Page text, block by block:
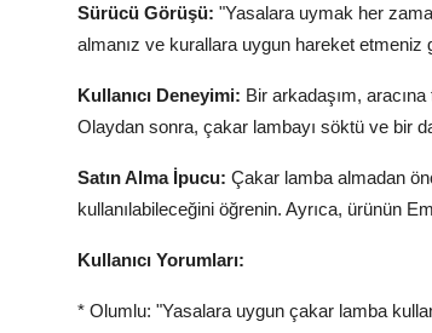
Sürücü Görüşü: "Yasalara uymak her
almanız ve kurallara uygun hareket etmeniz
Kullanıcı Deneyimi: Bir arkadaşım,
Olaydan sonra, çakar lambayı söktü ve bir
Satın Alma İpucu: Çakar lamba almadan
kullanılabileceğini öğrenin. Ayrıca, ürünün
Kullanıcı Yorumları:
* Olumlu: "Yasalara uygun çakar lamba